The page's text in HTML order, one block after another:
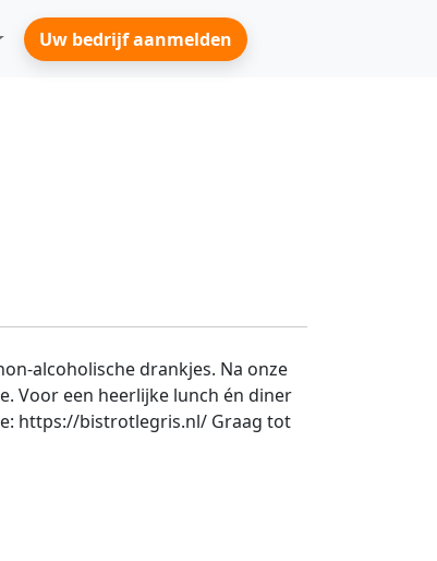
Uw bedrijf aanmelden
alcoholische drankjes. Na onze
Voor een heerlijke lunch én diner
https://bistrotlegris.nl/ Graag tot